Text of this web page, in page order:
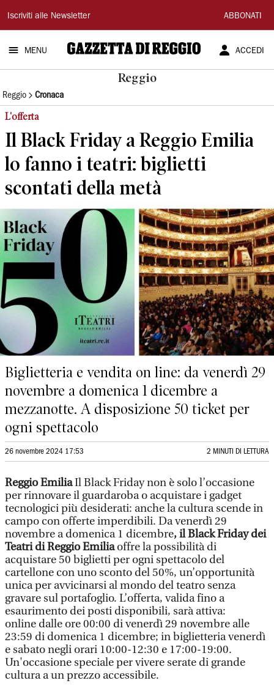
Gazzetta
di
Reggio
Iscriviti alle Newsletter ABBONATI
MENU ACCEDI
Reggio
Reggio Cronaca
L'offerta
Il Black Friday a Reggio Emilia
lo fanno i teatri: biglietti
scontati della metà
Biglietteria e vendita on line: da venerdì 29
novembre a domenica 1 dicembre a
mezzanotte. A disposizione 50 ticket per
ogni spettacolo
26 novembre 2024 17:53 2 MINUTI DI LETTURA
Reggio EmiliaIl Black Friday non è solo l’occasione
per rinnovare il guardaroba o acquistare i gadget
tecnologici più desiderati: anche la cultura scende in
campo con offerte imperdibili. Da venerdì 29
novembre a domenica 1 dicembre, il Black Friday dei
Teatri di Reggio Emiliaoffre la possibilità di
acquistare 50 biglietti per ogni spettacolo del
cartellone con uno sconto del 50%, un’opportunità
unica per avvicinarsi al mondo del teatro senza
gravare sul portafoglio. L’offerta, valida fino a
esaurimento dei posti disponibili, sarà attiva:
online dalle ore 00:00 di venerdì 29 novembre alle
23:59 di domenica 1 dicembre; in biglietteria venerdì
e sabato negli orari 10:00-12:30 e 17:00-19:00.
Un'occasione speciale per vivere serate di grande
cultura a un prezzo accessibile.